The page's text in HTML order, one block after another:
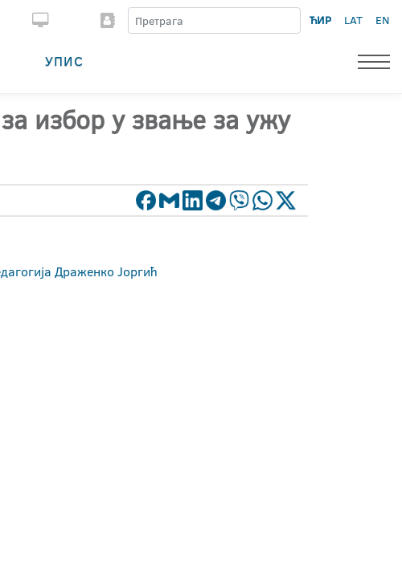
ЋИР LAT EN
УПИС
избор у звање за ужу
Драженко Јоргић